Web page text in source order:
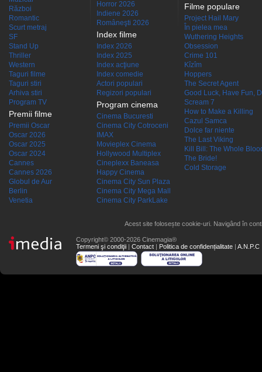
Război
Romantic
Scurt metraj
SF
Stand Up
Thriller
Western
Taguri filme
Taguri stiri
Arhiva stiri
Program TV
Premii filme
Premii Oscar
Oscar 2026
Oscar 2025
Oscar 2024
Cannes
Cannes 2026
Globul de Aur
Berlin
Venetia
Horror 2026
Indiene 2026
Româneşti 2026
Index filme
Index 2026
Index 2025
Index acţiune
Index comedie
Actori populari
Regizori populari
Program cinema
Cinema Bucuresti
Cinema City Cotroceni
IMAX
Movieplex Cinema
Hollywood Multiplex
Cineplexx Baneasa
Happy Cinema
Cinema City Sun Plaza
Cinema City Mega Mall
Cinema City ParkLake
Filme populare
Project Hail Mary
În pielea mea
Wuthering Heights
Obsession
Crime 101
Kîzîm
Hoppers
The Secret Agent
Good Luck, Have Fun,
Scream 7
How to Make a Killing
Cazul Samca
Dolce far niente
The Last Viking
Kill Bill: The Whole
The Bride!
Cold Storage
Acest site folosește cookie-uri. Navigând în
Copyright© 2000-2026 Cinemagia®
Termeni şi condiţii | Contact | Politica de confidențialitate | A.N.P.C